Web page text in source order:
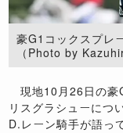
豪G1コックスプレ
（Photo by
現地10月26日の豪
リスグラシューにつ
D.レーン騎手が語っ